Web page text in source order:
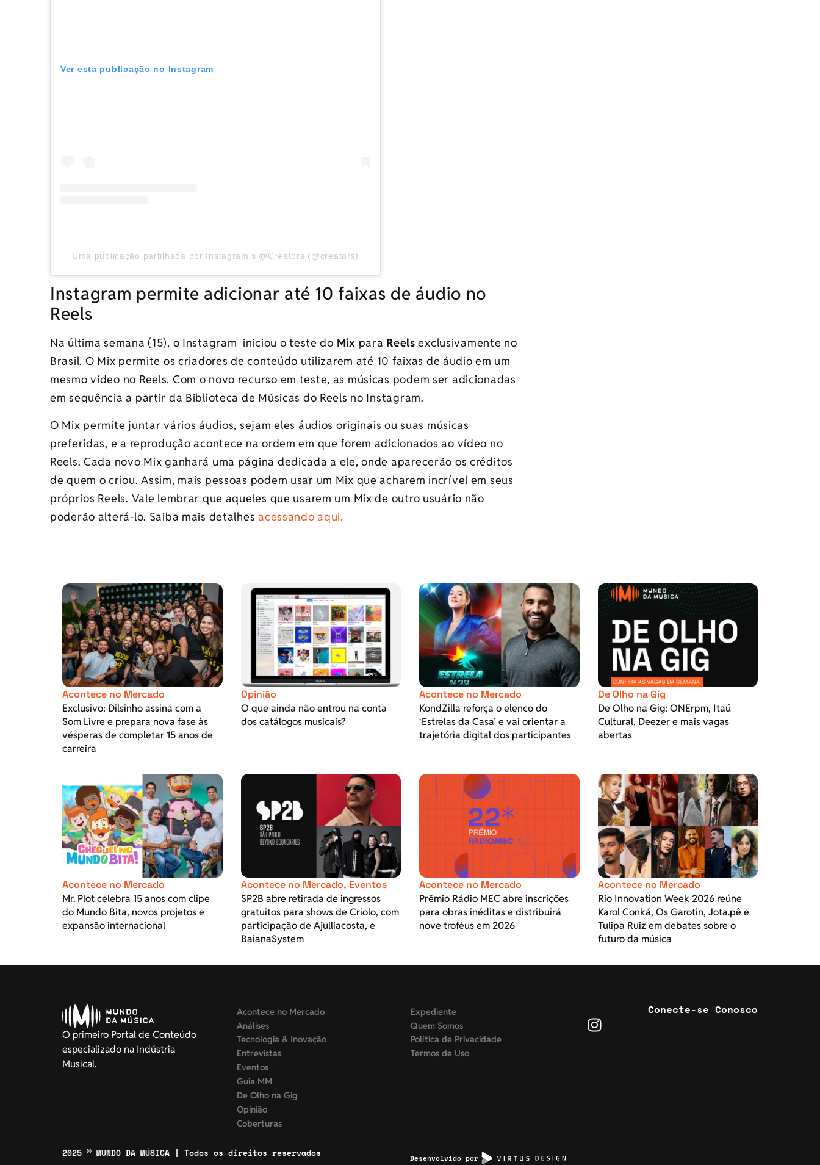
Ver esta publicação no Instagram
Uma publicação partilhada por Instagram’s @Creators (@creators)
Instagram permite adicionar até 10 faixas de áudio no
Reels
Na última semana (15), o Instagram iniciou o teste do Mix para Reels exclusivamente no
Brasil. O Mix permite os criadores de conteúdo utilizarem até 10 faixas de áudio em um
mesmo vídeo no Reels. Com o novo recurso em teste, as músicas podem ser adicionadas
em sequência a partir da Biblioteca de Músicas do Reels no Instagram.
O Mix permite juntar vários áudios, sejam eles áudios originais ou suas músicas
preferidas, e a reprodução acontece na ordem em que forem adicionados ao vídeo no
Reels. Cada novo Mix ganhará uma página dedicada a ele, onde aparecerão os créditos
de quem o criou. Assim, mais pessoas podem usar um Mix que acharem incrível em seus
próprios Reels. Vale lembrar que aqueles que usarem um Mix de outro usuário não
poderão alterá-lo. Saiba mais detalhesacessando aqui.
Acontece no Mercado
Exclusivo: Dilsinho assina com a
Som Livre e prepara nova fase às
vésperas de completar 15 anos de
carreira
Opinião
O que ainda não entrou na conta
dos catálogos musicais?
Acontece no Mercado
KondZilla reforça o elenco do
‘Estrelas da Casa’ e vai orientar a
trajetória digital dos participantes
De Olho na Gig
De Olho na Gig: ONErpm, Itaú
Cultural, Deezer e mais vagas
abertas
Acontece no Mercado
Mr. Plot celebra 15 anos com clipe
do Mundo Bita, novos projetos e
expansão internacional
Acontece no Mercado, Eventos
SP2B abre retirada de ingressos
gratuitos para shows de Criolo, com
participação de Ajulliacosta, e
BaianaSystem
Acontece no Mercado
Prêmio Rádio MEC abre inscrições
para obras inéditas e distribuirá
nove troféus em 2026
Acontece no Mercado
Rio Innovation Week 2026 reúne
Karol Conká, Os Garotin, Jota.pê e
Tulipa Ruiz em debates sobre o
futuro da música
O primeiro Portal de Conteúdo
especializado na Indústria
Musical.
Acontece no Mercado
Análises
Tecnologia & Inovação
Entrevistas
Eventos
Guia MM
De Olho na Gig
Opinião
Coberturas
Expediente
Quem Somos
Política de Privacidade
Termos de Uso
Conecte-se Conosco
2025 © MUNDO DA MÚSICA | Todos os direitos reservados Desenvolvido por